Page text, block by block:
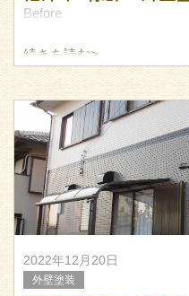
Before
After
続きを読む>
2022年12月20日
外壁塗装